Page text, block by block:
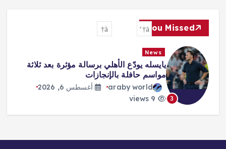
You Missed
News
«صفقة القرن» و«الملك المصري»…
هكذا احتفت الصحافة التركية بانتقال
محمد صلاح
araby world